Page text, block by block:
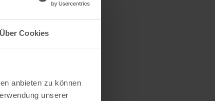
Über Cookies
anbieten zu können
unserer